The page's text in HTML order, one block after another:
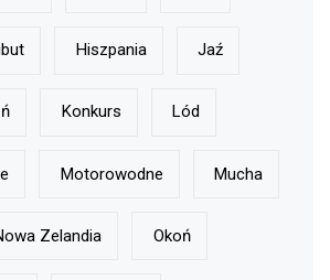
Hiszpania Jaź
Konkurs Lód
Motorowodne Mucha
Zelandia Okoń